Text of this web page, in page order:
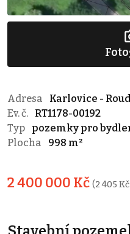
Adresa
Karlovice -
Ev. č.
RT1178-00192
Typ
pozemky pro
Plocha
998 m²
2 400 000 Kč (2 405